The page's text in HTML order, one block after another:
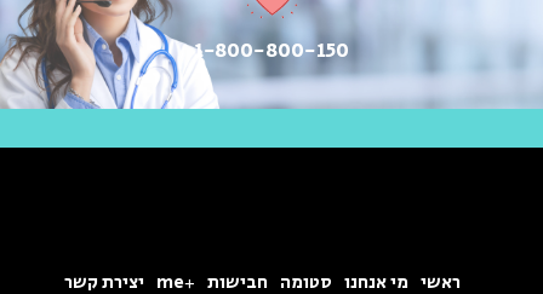
1-800-800-150
ראשי מי אנחנו סטומה חבישות +me יצירת קשר